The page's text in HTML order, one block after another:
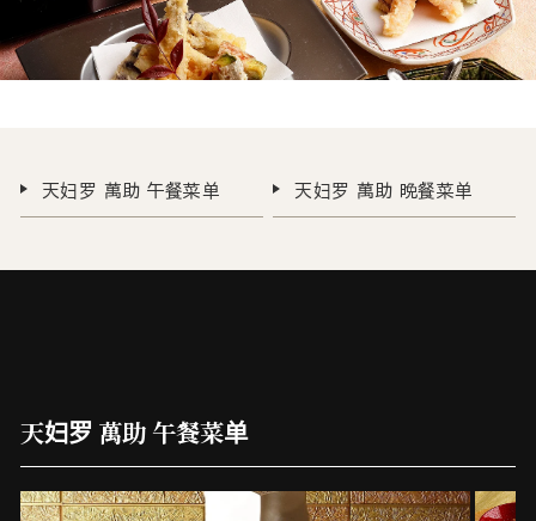
天妇罗 萬助 午餐菜单 天妇罗 萬助 晩餐菜单
天妇罗 萬助 午餐菜单